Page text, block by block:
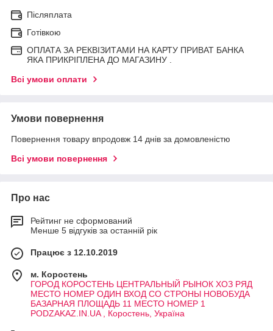
Післяплата
Готівкою
ОПЛАТА ЗА РЕКВІЗИТАМИ НА КАРТУ ПРИВАТ БАНКА
ЯКА ПРИКРІПЛЕНА ДО МАГАЗИНУ .
Всі умови оплати
Умови повернення
Повернення товару впродовж 14 днів за домовленістю
Всі умови повернення
Про нас
Рейтинг не сформований
Менше 5 відгуків за останній рік
Працює з 12.10.2019
м. Коростень
ГОРОД КОРОСТЕНЬ ЦЕНТРАЛЬНЫЙ РЫНОК ХОЗ РЯД
МЕСТО НОМЕР ОДИН ВХОД СО СТРОНЫ НОВОБУДА
БАЗАРНАЯ ПЛОЩАДЬ 11 МЕСТО НОМЕР 1
PODZAKAZ.IN.UA , Коростень, Україна